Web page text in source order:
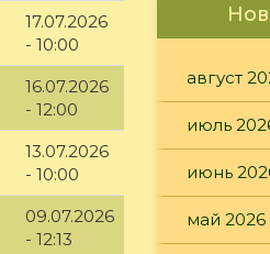
17.07.2026
- 10:00
16.07.2026
- 12:00
13.07.2026
- 10:00
09.07.2026
- 12:13
август
июль
июнь
май 2026